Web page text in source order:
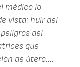
médico lo
vista: huir del
del
que
de útero....